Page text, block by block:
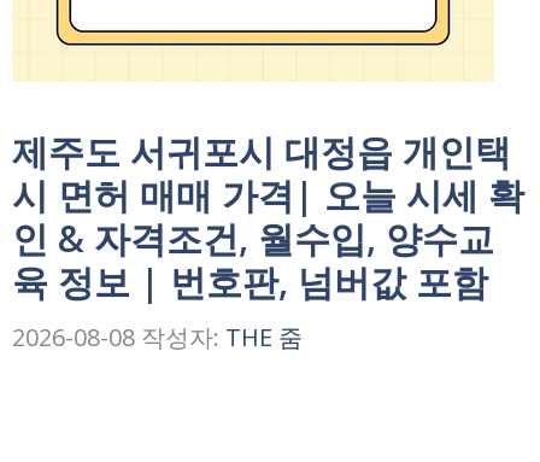
제주도 서귀포시 대정읍 개인택
시 면허 매매 가격| 오늘 시세 확
인 & 자격조건, 월수입, 양수교
육 정보 | 번호판, 넘버값 포함
2026-08-08 작성자: THE 줌